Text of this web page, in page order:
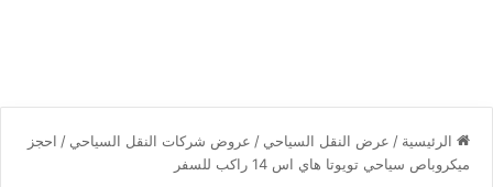
الرئيسية / عرض النقل السياحي / عروض شركات النقل السياحي / احجز
ميكروباص سياحي تويوتا هاي اس 14 راكب للسفر